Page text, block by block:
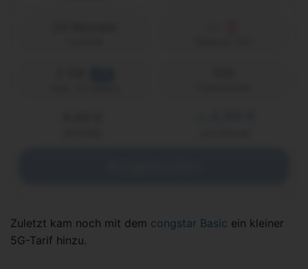
Zuletzt kam noch mit dem congstar Basic ein kleiner
5G-Tarif hinzu.